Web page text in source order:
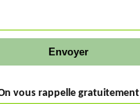
vous rappelle gratuitement